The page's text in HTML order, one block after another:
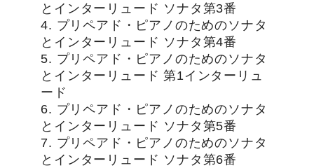
とインターリュード ソナタ第3番
4. プリペアド・ピアノのためのソナタ
とインターリュード ソナタ第4番
5. プリペアド・ピアノのためのソナタ
とインターリュード 第1インターリュ
ード
6. プリペアド・ピアノのためのソナタ
とインターリュード ソナタ第5番
7. プリペアド・ピアノのためのソナタ
とインターリュード ソナタ第6番